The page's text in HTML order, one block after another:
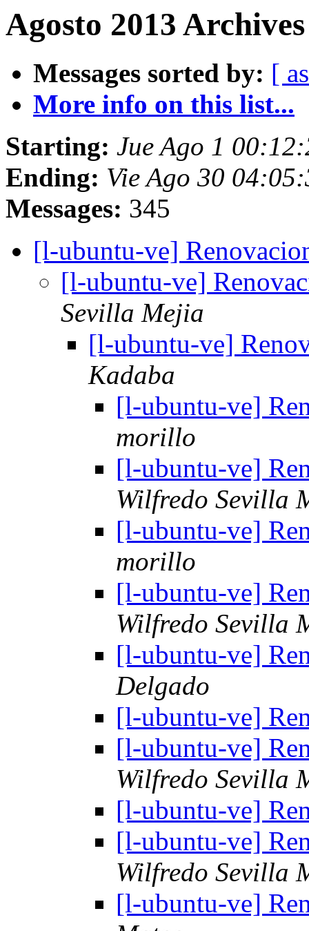
Agosto 2013
Messages sorted by: [
More info on this list...
Starting: Jue Ago 1
Ending: Vie Ago 30
Messages: 345
[l-ubuntu-ve]
[l-ubuntu-ve]
Sevilla Mejia
[l-ubuntu-ve]
Kadaba
[l-ubuntu-ve]
morillo
[l-ubuntu-ve]
Wilfredo Sevilla
[l-ubuntu-ve]
morillo
[l-ubuntu-ve]
Wilfredo Sevilla
[l-ubuntu-ve]
Delgado
[l-ubuntu-ve]
[l-ubuntu-ve]
Wilfredo Sevilla
[l-ubuntu-ve]
[l-ubuntu-ve]
Wilfredo Sevilla
[l-ubuntu-ve]